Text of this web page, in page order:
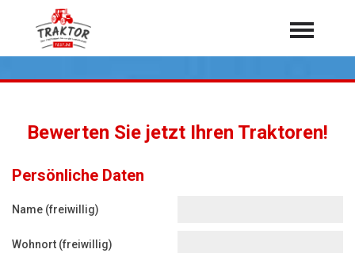
Home
Mähdrescher
Feldhäcksler
Über 7.000 Testberichte
Bewerten Sie jetzt Ihren Traktoren!
Persönliche Daten
Name (freiwillig)
Wohnort (freiwillig)